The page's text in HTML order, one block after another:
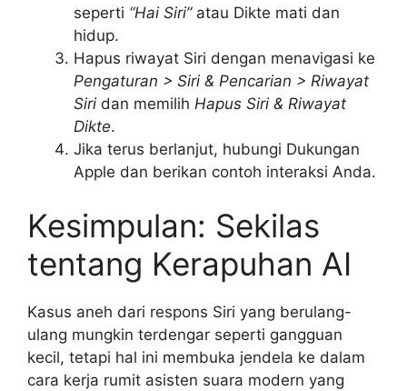
seperti “Hai Siri”atau Dikte mati dan
hidup.
Hapus riwayat Siri dengan menavigasi ke
Pengaturan > Siri & Pencarian > Riwayat
Siri dan memilih Hapus Siri & Riwayat
Dikte.
Jika terus berlanjut, hubungi Dukungan
Apple dan berikan contoh interaksi Anda.
Kesimpulan: Sekilas
tentang Kerapuhan AI
Kasus aneh dari respons Siri yang berulang-
ulang mungkin terdengar seperti gangguan
kecil, tetapi hal ini membuka jendela ke dalam
cara kerja rumit asisten suara modern yang